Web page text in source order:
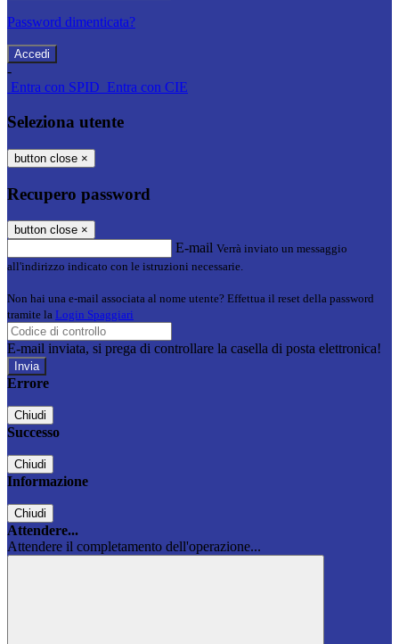
Password dimenticata?
-
Entra con SPID Entra con CIE
Seleziona utente
button close ×
Recupero password
button close ×
E-mail Verrà inviato un messaggio
all'indirizzo indicato con le istruzioni necessarie.
Non hai una e-mail associata al nome utente? Effettua il reset della password
tramite la Login Spaggiari
E-mail inviata, si prega di controllare la casella di posta elettronica!
Errore
Chiudi
Successo
Chiudi
Informazione
Chiudi
Attendere...
Attendere il completamento dell'operazione...